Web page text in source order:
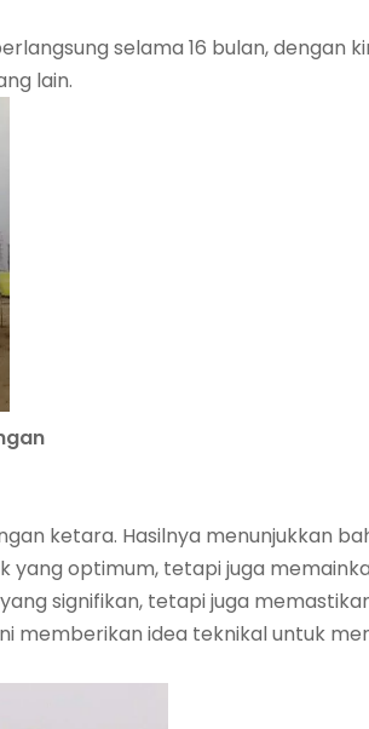
selama 16 bulan, dengan
lain.
ketara. Hasilnya menunjukkan
yang optimum, tetapi juga
signifikan, tetapi juga
memberikan idea teknikal untuk